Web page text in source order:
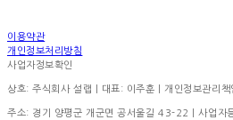
이용약관
개인정보처리방침
사업자정보확인
상호: 주식회사 설랩 | 대표: 이주훈 | 개인정보관
주소: 경기 양평군 개군면 공서울길 43-22 | 사업자